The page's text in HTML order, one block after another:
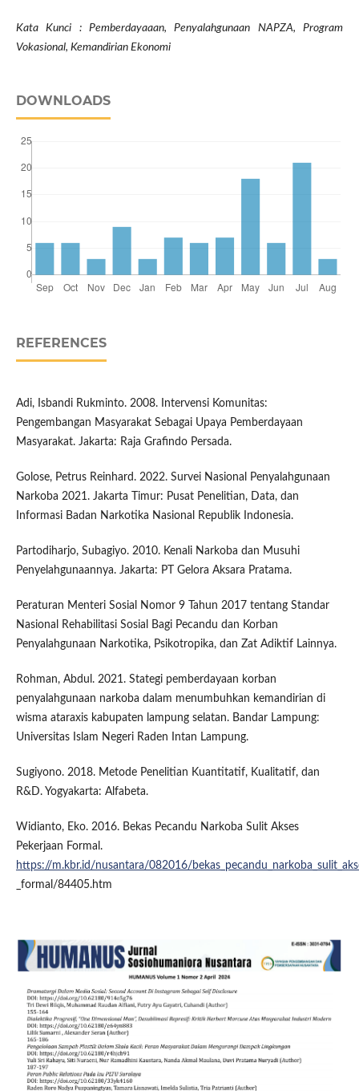
Kata Kunci : Pemberdayaaan, Penyalahgunaan NAPZA, Program
Vokasional, Kemandirian Ekonomi
DOWNLOADS
REFERENCES
Adi, Isbandi Rukminto. 2008. Intervensi Komunitas:
Pengembangan Masyarakat Sebagai Upaya Pemberdayaan
Masyarakat. Jakarta: Raja Grafindo Persada.
Golose, Petrus Reinhard. 2022. Survei Nasional Penyalahgunaan
Narkoba 2021. Jakarta Timur: Pusat Penelitian, Data, dan
Informasi Badan Narkotika Nasional Republik Indonesia.
Partodiharjo, Subagiyo. 2010. Kenali Narkoba dan Musuhi
Penyelahgunaannya. Jakarta: PT Gelora Aksara Pratama.
Peraturan Menteri Sosial Nomor 9 Tahun 2017 tentang Standar
Nasional Rehabilitasi Sosial Bagi Pecandu dan Korban
Penyalahgunaan Narkotika, Psikotropika, dan Zat Adiktif Lainnya.
Rohman, Abdul. 2021. Stategi pemberdayaan korban
penyalahgunaan narkoba dalam menumbuhkan kemandirian di
wisma ataraxis kabupaten lampung selatan. Bandar Lampung:
Universitas Islam Negeri Raden Intan Lampung.
Sugiyono. 2018. Metode Penelitian Kuantitatif, Kualitatif, dan
R&D. Yogyakarta: Alfabeta.
Widianto, Eko. 2016. Bekas Pecandu Narkoba Sulit Akses
Pekerjaan Formal.
https://m.kbr.id/nusantara/082016/
_formal/84405.htm